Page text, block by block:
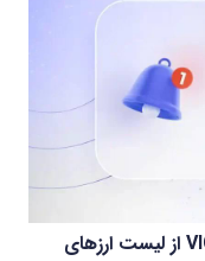
حذف ارزهای VIC , HFT , PYR , VANRY از لیست ارزهای